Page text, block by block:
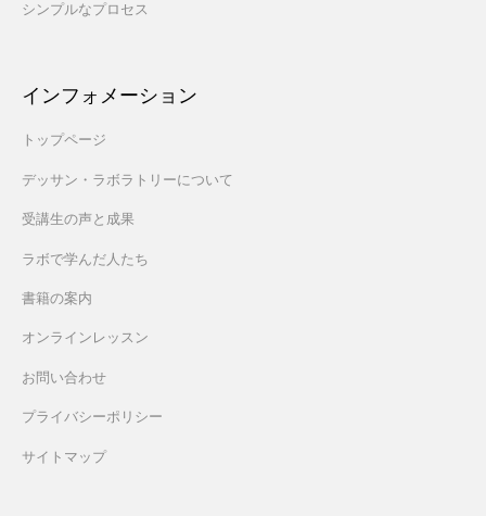
シンプルなプロセス
インフォメーション
トップページ
デッサン・ラボラトリーについて
受講生の声と成果
ラボで学んだ人たち
書籍の案内
オンラインレッスン
お問い合わせ
プライバシーポリシー
サイトマップ